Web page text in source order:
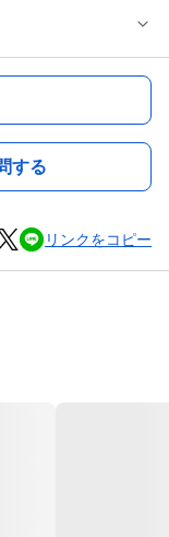
する
リンクをコピー